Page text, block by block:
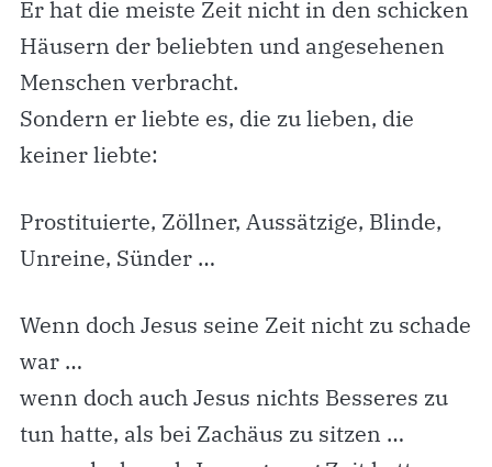
Er hat die meiste Zeit nicht in den schicken
Häusern der beliebten und angesehenen
Menschen verbracht.
Sondern er liebte es, die zu lieben, die
keiner liebte:
Prostituierte, Zöllner, Aussätzige, Blinde,
Unreine, Sünder …
Wenn doch Jesus seine Zeit nicht zu schade
war …
wenn doch auch Jesus nichts Besseres zu
tun hatte, als bei Zachäus zu sitzen …